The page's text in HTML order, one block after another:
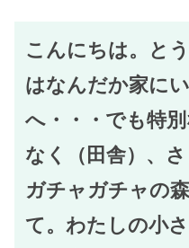
こんにちは。と
はなんだか家に
へ・・・でも特
なく（田舎）、
ガチャガチャの
て。わたしの小